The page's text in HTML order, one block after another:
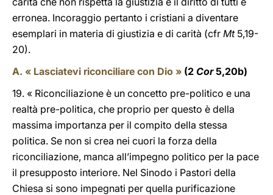
erronea. Incoraggio pertanto i cristiani a diventare
esemplari in materia di giustizia e di carità (cfr Mt5,19-
20).
A. « Lasciatevi riconciliare con Dio » (2 Cor5,20b)
19. « Riconciliazione è un concetto pre-politico e una
realtà pre-politica, che proprio per questo è della
massima importanza per il compito della stessa
politica. Se non si crea nei cuori la forza della
riconciliazione, manca all’impegno politico per la pace
il presupposto interiore. Nel Sinodo i Pastori della
Chiesa si sono impegnati per quella purificazione